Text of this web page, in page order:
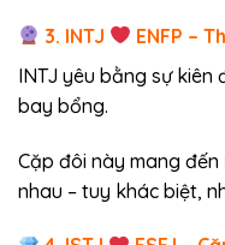
3. INTJ
ENFP –
INTJ yêu bằng sự kiên
bay bổng.
Cặp đôi này mang đến
nhau – tuy khác biệt,